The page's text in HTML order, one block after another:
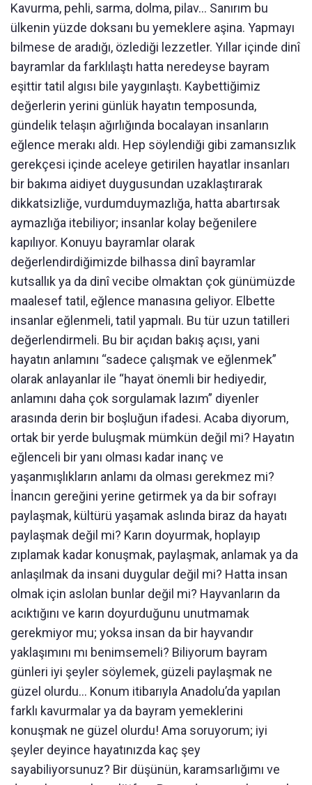
Kavurma, pehli, sarma, dolma, pilav... Sanırım bu
ülkenin yüzde doksanı bu yemeklere aşina. Yapmayı
bilmese de aradığı, özlediği lezzetler. Yıllar içinde dinî
bayramlar da farklılaştı hatta neredeyse bayram
eşittir tatil algısı bile yaygınlaştı. Kaybettiğimiz
değerlerin yerini günlük hayatın temposunda,
gündelik telaşın ağırlığında bocalayan insanların
eğlence merakı aldı. Hep söylendiği gibi zamansızlık
gerekçesi içinde aceleye getirilen hayatlar insanları
bir bakıma aidiyet duygusundan uzaklaştırarak
dikkatsizliğe, vurdumduymazlığa, hatta abartırsak
aymazlığa itebiliyor; insanlar kolay beğenilere
kapılıyor. Konuyu bayramlar olarak
değerlendirdiğimizde bilhassa dinî bayramlar
kutsallık ya da dinî vecibe olmaktan çok günümüzde
maalesef tatil, eğlence manasına geliyor. Elbette
insanlar eğlenmeli, tatil yapmalı. Bu tür uzun tatilleri
değerlendirmeli. Bu bir açıdan bakış açısı, yani
hayatın anlamını “sadece çalışmak ve eğlenmek”
olarak anlayanlar ile “hayat önemli bir hediyedir,
anlamını daha çok sorgulamak lazım” diyenler
arasında derin bir boşluğun ifadesi. Acaba diyorum,
ortak bir yerde buluşmak mümkün değil mi? Hayatın
eğlenceli bir yanı olması kadar inanç ve
yaşanmışlıkların anlamı da olması gerekmez mi?
İnancın gereğini yerine getirmek ya da bir sofrayı
paylaşmak, kültürü yaşamak aslında biraz da hayatı
paylaşmak değil mi? Karın doyurmak, hoplayıp
zıplamak kadar konuşmak, paylaşmak, anlamak ya da
anlaşılmak da insani duygular değil mi? Hatta insan
olmak için aslolan bunlar değil mi? Hayvanların da
acıktığını ve karın doyurduğunu unutmamak
gerekmiyor mu; yoksa insan da bir hayvandır
yaklaşımını mı benimsemeli? Biliyorum bayram
günleri iyi şeyler söylemek, güzeli paylaşmak ne
güzel olurdu... Konum itibarıyla Anadolu’da yapılan
farklı kavurmalar ya da bayram yemeklerini
konuşmak ne güzel olurdu! Ama soruyorum; iyi
şeyler deyince hayatınızda kaç şey
sayabiliyorsunuz? Bir düşünün, karamsarlığımı ve